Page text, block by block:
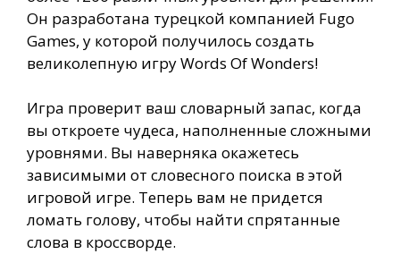
Он разработана турецкой компанией Fugo
Games, у которой получилось создать
великолепную игру Words Of Wonders!
Игра проверит ваш словарный запас, когда
вы откроете чудеса, наполненные сложными
уровнями. Вы наверняка окажетесь
зависимыми от словесного поиска в этой
игровой игре. Теперь вам не придется
ломать голову, чтобы найти спрятанные
слова в кроссворде.